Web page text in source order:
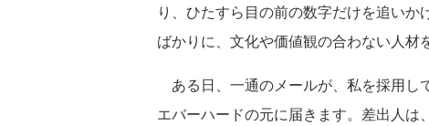
り、ひたすら目の前の数字だけを追い
ばかりに、文化や価値観の合わない人材
ある日、一通のメールが、私を採用し
エバーハードの元に届きます。差出人は